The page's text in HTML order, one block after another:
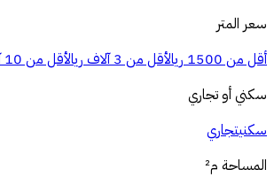
سعر المتر
أقل من 1500 ريال
أقل من 3 آلاف ريال أقل من 10 آلاف ريال
سكني أو تجاري
سكنيتجاري
المساحة م²